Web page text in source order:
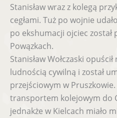
Stanisław wraz z kolegą
cegłami. Tuż po wojnie
po ekshumacji ojciec został
Powązkach.
Stanisław Wołczaski
ludnością cywilną i został
przejściowym w
transportem kolejowym do
jednakże w Kielcach miało